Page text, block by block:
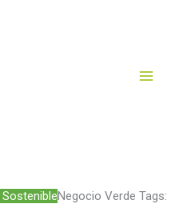
Negocio Verde Tags: